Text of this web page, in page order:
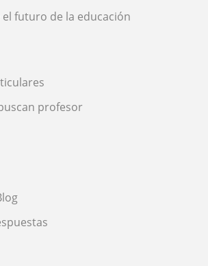
futuro de la educación
profesor